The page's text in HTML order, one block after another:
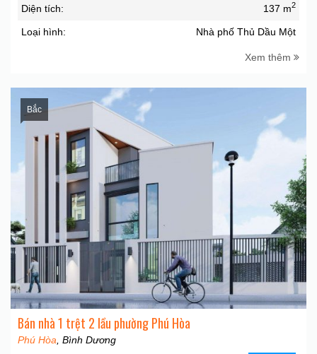
Diện tích: 137 m2
Loại hình: Nhà phố Thủ Dầu Một
Xem thêm
Bắc
Bán nhà 1 trệt 2 lầu phường Phú Hòa
Phú Hòa , Bình Dương